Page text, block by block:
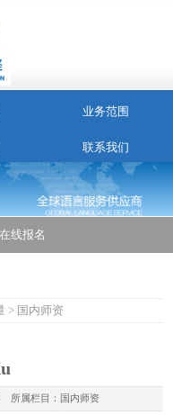
业务范围
联系我们
在线报名
> 国内师资
所属栏目： 国内师资